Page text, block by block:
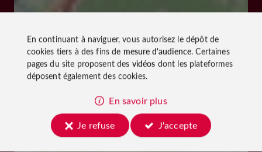
En continuant à naviguer, vous autorisez le dépôt de
cookies tiers à des fins de mesure d'audience. Certaines
pages du site proposent des vidéos dont les plateformes
déposent également des cookies.
En savoir plus
Je refuse
J'accepte